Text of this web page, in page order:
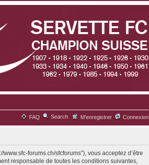
FAQ Search M’enregistrer Connexion
www.sfc-forums.ch/sfcforums”), vous acceptez d’être
responsable de toutes les conditions suivantes,